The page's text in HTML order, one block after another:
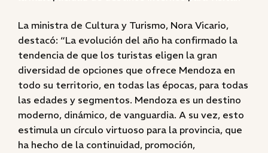
La ministra de Cultura y Turismo, Nora Vicario,
destacó: “La evolución del año ha confirmado la
tendencia de que los turistas eligen la gran
diversidad de opciones que ofrece Mendoza en
todo su territorio, en todas las épocas, para todas
las edades y segmentos. Mendoza es un destino
moderno, dinámico, de vanguardia. A su vez, esto
estimula un círculo virtuoso para la provincia, que
ha hecho de la continuidad, promoción,